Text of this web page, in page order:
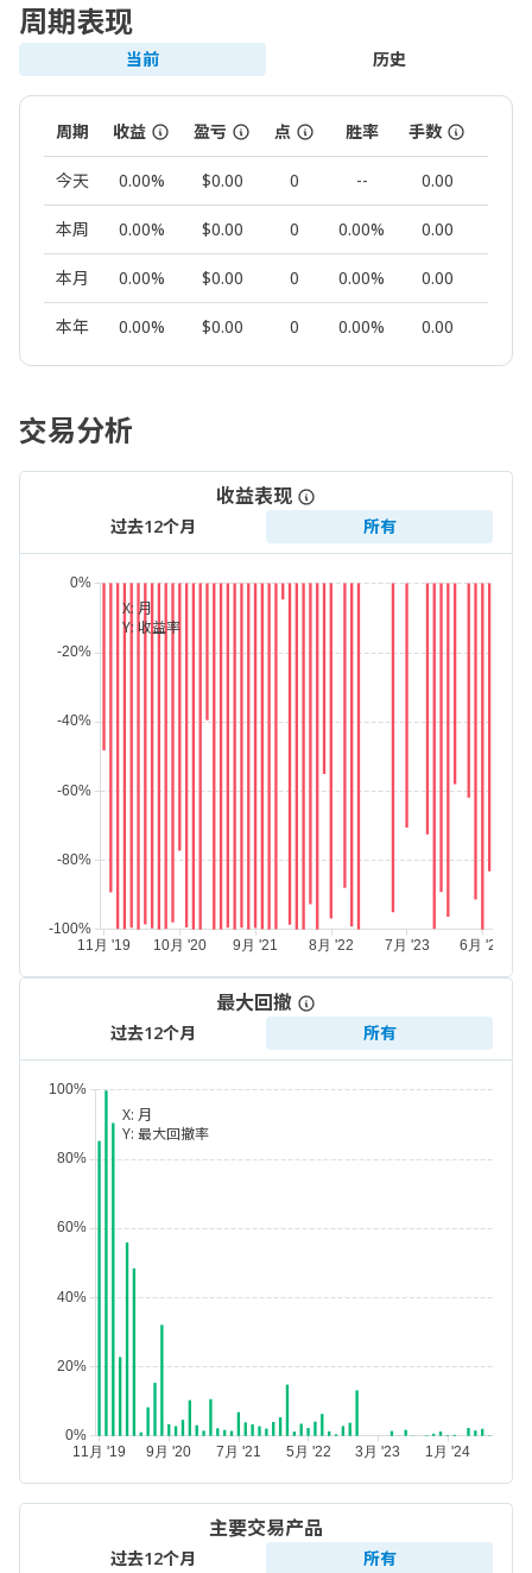
周期表现
当前 历史
周期 收益 盈亏 点 胜率 手数
今天 0.00% $0.00 0 -- 0.00
本周 0.00% $0.00 0 0.00% 0.00
本月 0.00% $0.00 0 0.00% 0.00
本年 0.00% $0.00 0 0.00% 0.00
交易分析
收益表现
过去12个月 所有
X: 月
Y: 收益率
最大回撤
过去12个月 所有
X: 月
Y: 最大回撤率
主要交易产品
过去12个月 所有